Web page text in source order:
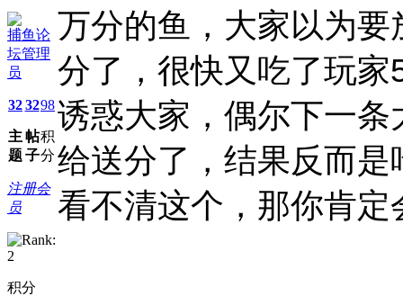
捕鱼论
坛管理
员
32
主
题
32
帖
子
98
积
分
注册会
员
积分
万分的鱼，大家以为
分了，很快又吃了玩
诱惑大家，偶尔下一
给送分了，结果反而
看不清这个，那你肯